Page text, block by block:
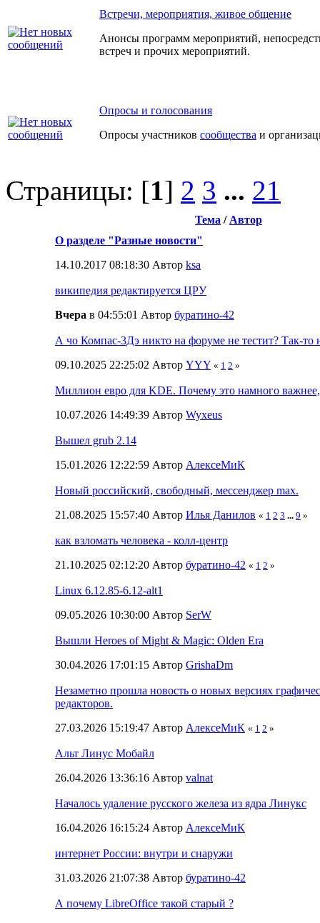
Встречи, мероприятия, живое общение
Анонсы программ мероприятий,
встреч и прочих мероприятий.
Опросы и голосования
Опросы участников сообщества и
Страницы: [1] 2 3 ... 21
Тема / Автор
О разделе "Разные новости"
14.10.2017 08:18:30 Автор ksa
википедия редактируется ЦРУ
Вчера в 04:55:01 Автор буратино-42
А чо Компас-3Дэ никто на форуме не тестит? Так-то
09.10.2025 22:25:02 Автор YYY « 1 2 »
Миллион евро для KDE. Почему это намного
10.07.2026 14:49:39 Автор Wyxeus
Вышел grub 2.14
15.01.2026 12:22:59 Автор АлексеМиК
Новый российский, свободный, мессенджер max.
21.08.2025 15:57:40 Автор Илья Данилов « 1 2 3 ... 9 »
как взломать человека - колл-центр
21.10.2025 02:12:20 Автор буратино-42 « 1 2 »
Linux 6.12.85-6.12-alt1
09.05.2026 10:30:00 Автор SerW
Вышли Heroes of Might & Magic: Olden Era
30.04.2026 17:01:15 Автор GrishaDm
Незаметно прошла новость о новых версиях
редакторов.
27.03.2026 15:19:47 Автор АлексеМиК « 1 2 »
Альт Линус Мобайл
26.04.2026 13:36:16 Автор valnat
Началось удаление русского железа из ядра Линукс
16.04.2026 16:15:24 Автор АлексеМиК
интернет России: внутри и снаружи
31.03.2026 21:07:38 Автор буратино-42
А почему LibreOffice такой старый ?